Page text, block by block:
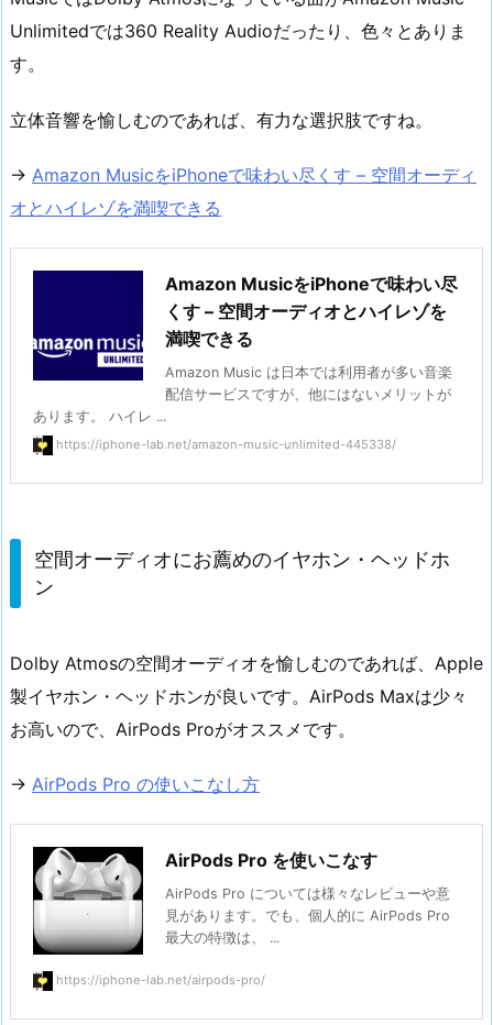
Unlimitedでは360 Reality Audioだったり、色々とありま
す。
立体音響を愉しむのであれば、有力な選択肢ですね。
→ Amazon MusicをiPhoneで味わい尽くす – 空間オーディ
オとハイレゾを満喫できる
Amazon MusicをiPhoneで味わい尽
くす – 空間オーディオとハイレゾを
満喫できる
Amazon Music は日本では利用者が多い音楽
配信サービスですが、他にはないメリットが
あります。 ハイレ ...
https://iphone-lab.net/amazon-music-unlimited-445338/
空間オーディオにお薦めのイヤホン・ヘッドホ
ン
Dolby Atmosの空間オーディオを愉しむのであれば、Apple
製イヤホン・ヘッドホンが良いです。AirPods Maxは少々
お高いので、AirPods Proがオススメです。
→ AirPods Pro の使いこなし方
AirPods Pro を使いこなす
AirPods Pro については様々なレビューや意
見があります。でも、個人的に AirPods Pro
最大の特徴は、 ...
https://iphone-lab.net/airpods-pro/